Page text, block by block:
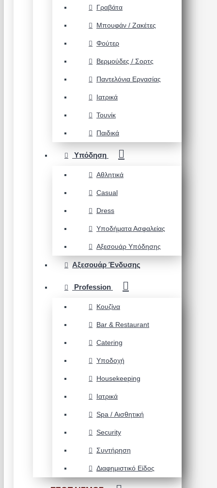
Γραβάτα
Μπουφάν / Ζακέτες
Φούτερ
Βερμούδες / Σορτς
Παντελόνια Εργασίας
Ιατρικά
Τουνίκ
Παιδικά
Υπόδηση
Αθλητικά
Casual
Dress
Υποδήματα Ασφαλείας
Αξεσουάρ Υπόδησης
Αξεσουάρ Ένδυσης
Profession
Κουζίνα
Bar & Restaurant
Catering
Υποδοχή
Housekeeping
Ιατρικά
Spa / Αισθητική
Security
Συντήρηση
Διαφημιστικό Είδος